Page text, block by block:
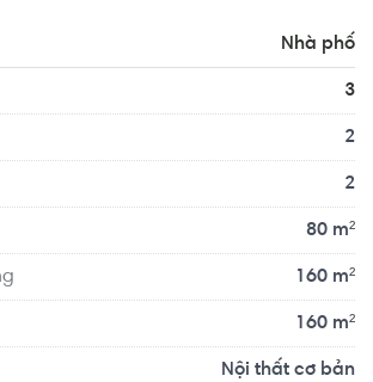
Đông Nam và hãng Samco, cách
chỉ 400m. Vị trí đẹp gần khu dân cư
Nhà phố
3
2
2
80 m²
160 m²
160 m²
Nội thất cơ bản